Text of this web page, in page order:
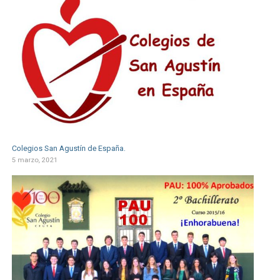
Colegios San Agustín de España.
5 marzo, 2021